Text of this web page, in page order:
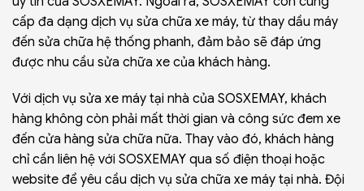
cấp đa dạng dịch vụ sửa chữa xe máy, từ thay dầu máy
đến sửa chữa hệ thống phanh, đảm bảo sẽ đáp ứng
được nhu cầu sửa chữa xe của khách hàng.
Với dịch vụ sửa xe máy tại nhà của SOSXEMAY, khách
hàng không còn phải mất thời gian và công sức đem xe
đến cửa hàng sửa chữa nữa. Thay vào đó, khách hàng
chỉ cần liên hệ với SOSXEMAY qua số điện thoại hoặc
website để yêu cầu dịch vụ sửa chữa xe máy tại nhà. Đội